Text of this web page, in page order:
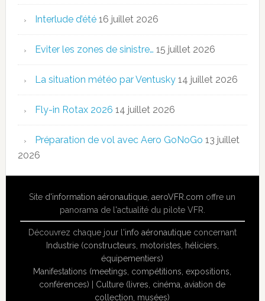
Interlude d’été 16 juillet 2026
Eviter les zones de sinistre… 15 juillet 2026
La situation météo par Ventusky 14 juillet 2026
Fly-in Rotax 2026 14 juillet 2026
Préparation de vol avec Aero GoNoGo 13 juillet
2026
Site d'information aéronautique ,aeroVFR.com offre un
panorama de l'actualité du pilote VFR.
Découvrez chaque jour l'info aéronautiqueconcernant
Industrie (constructeurs, motoristes, héliciers,
équipementiers)
Manifestations (meetings, compétitions, expositions,
conférences)
Culture (livres, cinéma, aviation de
collection, musées)